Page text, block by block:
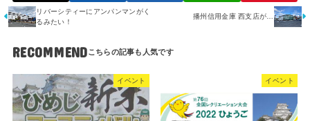
リバーシティーにアンパンマンがく
るみたい！
播州信用金庫 西支店が…
RECOMMEND
イベント イベント